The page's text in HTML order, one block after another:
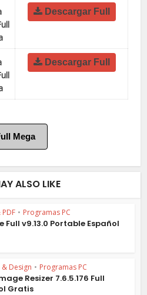
Descargar Full
Descargar Full
Mega
ALSO LIKE
• Programas PC
Full v9.13.0 Portable Español
Design • Programas PC
Resizer 7.6.5.176 Full
Gratis